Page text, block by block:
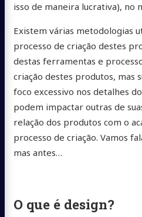
isso de maneira lucrativa), no
Existem várias metodologias
processo de criação destes
destas ferramentas e
criação destes produtos, mas
foco excessivo nos detalhes
podem impactar outras de
relação dos produtos com o
processo de criação. Vamos
mas antes…
O que é design?